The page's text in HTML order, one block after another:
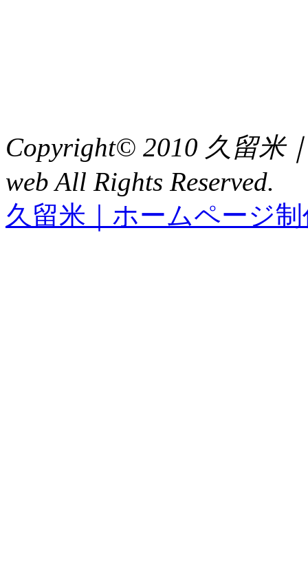
Copyright© 2010 久留米
web All Rights Reserved.
久留米｜ホームページ